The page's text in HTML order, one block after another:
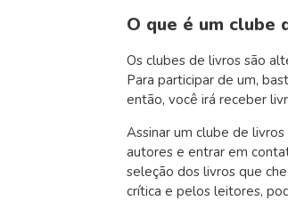
O que é um clube
Os clubes de livros são
Para participar de um,
então, você irá receber
Assinar um clube de
autores e entrar em
seleção dos livros que
crítica e pelos leitores,